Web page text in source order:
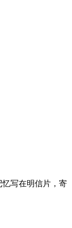
写在明信片，寄